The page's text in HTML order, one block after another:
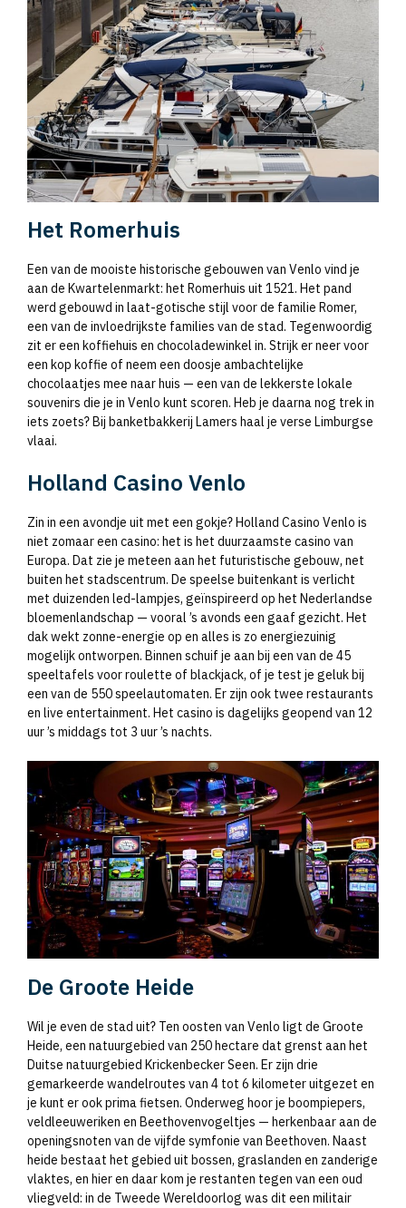
Het Romerhuis
Een van de mooiste historische gebouwen van Venlo vind je
aan de Kwartelenmarkt: het Romerhuis uit 1521. Het pand
werd gebouwd in laat-gotische stijl voor de familie Romer,
een van de invloedrijkste families van de stad. Tegenwoordig
zit er een koffiehuis en chocoladewinkel in. Strijk er neer voor
een kop koffie of neem een doosje ambachtelijke
chocolaatjes mee naar huis — een van de lekkerste lokale
souvenirs die je in Venlo kunt scoren. Heb je daarna nog trek in
iets zoets? Bij banketbakkerij Lamers haal je verse Limburgse
vlaai.
Holland Casino Venlo
Zin in een avondje uit met een gokje? Holland Casino Venlo is
niet zomaar een casino: het is het duurzaamste casino van
Europa. Dat zie je meteen aan het futuristische gebouw, net
buiten het stadscentrum. De speelse buitenkant is verlicht
met duizenden led-lampjes, geïnspireerd op het Nederlandse
bloemenlandschap — vooral ’s avonds een gaaf gezicht. Het
dak wekt zonne-energie op en alles is zo energiezuinig
mogelijk ontworpen. Binnen schuif je aan bij een van de 45
speeltafels voor roulette of blackjack, of je test je geluk bij
een van de 550 speelautomaten. Er zijn ook twee restaurants
en live entertainment. Het casino is dagelijks geopend van 12
uur ’s middags tot 3 uur ’s nachts.
De Groote Heide
Wil je even de stad uit? Ten oosten van Venlo ligt de Groote
Heide, een natuurgebied van 250 hectare dat grenst aan het
Duitse natuurgebied Krickenbecker Seen. Er zijn drie
gemarkeerde wandelroutes van 4 tot 6 kilometer uitgezet en
je kunt er ook prima fietsen. Onderweg hoor je boompiepers,
veldleeuweriken en Beethovenvogeltjes — herkenbaar aan de
openingsnoten van de vijfde symfonie van Beethoven. Naast
heide bestaat het gebied uit bossen, graslanden en zanderige
vlaktes, en hier en daar kom je restanten tegen van een oud
vliegveld: in de Tweede Wereldoorlog was dit een militair